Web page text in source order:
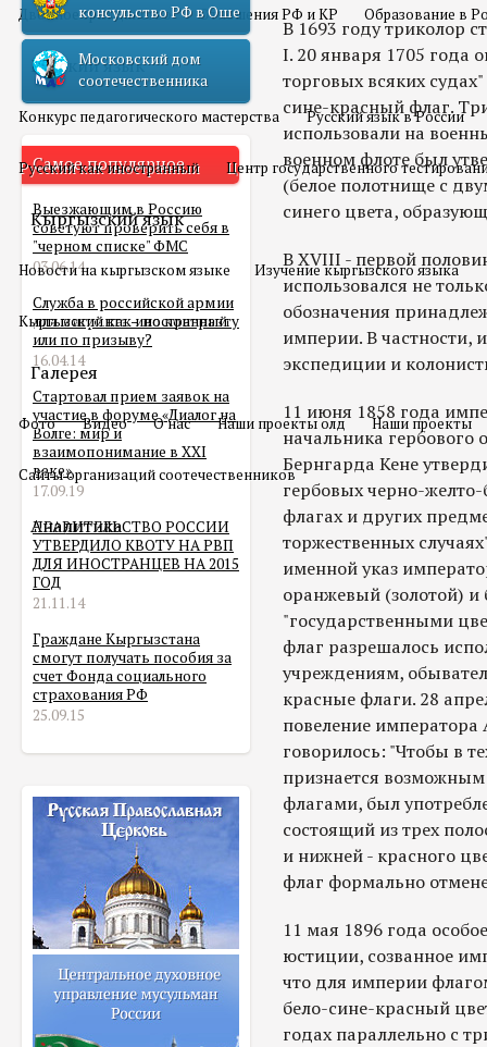
Двойное гражданство Отношения РФ и КР Образование в
Русский язык
Конкурс педагогического мастерства Русский язык в России
Русский как иностранный Центр государственного
Кыргызский язык
Новости на кыргызском языке Изучение кыргызского языка
Кыргызский как иностранный
Галерея
Фото Видео О нас Наши проекты олд Наши проекты
Сайты организаций соотечественников
Аналитика
консульство РФ в Оше
Московский дом
соотечественника
Самое популярное
Выезжающим в Россию
советуют проверить себя в
"черном списке" ФМС
03.06.14
Служба в российской армии
для мигранта – по контракту
или по призыву?
16.04.14
Стартовал прием заявок на
участие в форуме «Диалог на
Волге: мир и
взаимопонимание в XXI
веке»
17.09.19
ПРАВИТЕЛЬСТВО РОССИИ
УТВЕРДИЛО КВОТУ НА РВП
ДЛЯ ИНОСТРАНЦЕВ НА 2015
ГОД
21.11.14
Граждане Кыргызстана
смогут получать пособия за
счет Фонда социального
страхования РФ
25.09.15
В 1693 году триколор
I. 20 января 1705 года
торговых всяких
сине-красный флаг.
использовали на
военном флоте был
(белое полотнище с
синего цвета,
В XVIII - первой
использовался не
обозначения
империи. В частности,
экспедиции и
11 июня 1858 года
начальника гербового
Бернгарда Кене
гербовых черно-
флагах и других
торжественных
именной указ
оранжевый (золотой)
"государственными
флаг разрешалось
учреждениям,
красные флаги. 28
повеление
говорилось: "Чтобы в
признается
флагами, был
состоящий из трех
и нижней - красного
флаг формально
11 мая 1896 года
юстиции, созванное
что для империи
бело-сине-красный
годах параллельно с